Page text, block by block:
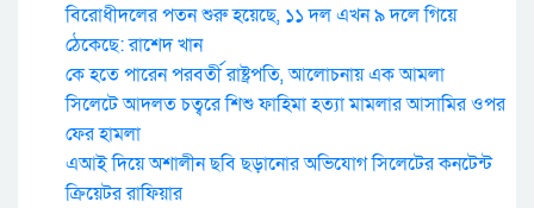
বিরোধীদলের পতন শুরু হয়েছে, ১১ দল এখন ৯ দলে গিয়ে
ঠেকেছে: রাশেদ খান
কে হতে পারেন পরবর্তী রাষ্ট্রপতি, আলোচনায় এক আমলা
সিলেটে আদলত চত্বরে শিশু ফাহিমা হত্যা মামলার আসামির ওপর
ফের হামলা
এআই দিয়ে অশালীন ছবি ছড়ানোর অভিযোগ সিলেটের কনটেন্ট
ক্রিয়েটর রাফিয়ার